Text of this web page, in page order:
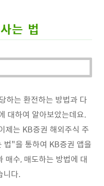
는 법
하는 환전하는 방법과 다
대하여 알아보았는데요.
제는 KB증권 해외주식 주
법"을 통하여 KB증권 앱을
매수, 매도하는 방법에 대
니다.